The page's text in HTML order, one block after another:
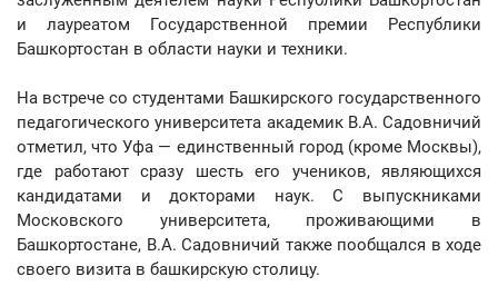
и лауреатом Государственной премии Республики
Башкортостан в области науки и техники.
На встрече со студентами Башкирского государственного
педагогического университета академик В.А. Садовничий
отметил, что Уфа — единственный город (кроме Москвы),
где работают сразу шесть его учеников, являющихся
кандидатами и докторами наук. С выпускниками
Московского университета, проживающими в
Башкортостане, В.А. Садовничий также пообщался в ходе
своего визита в башкирскую столицу.